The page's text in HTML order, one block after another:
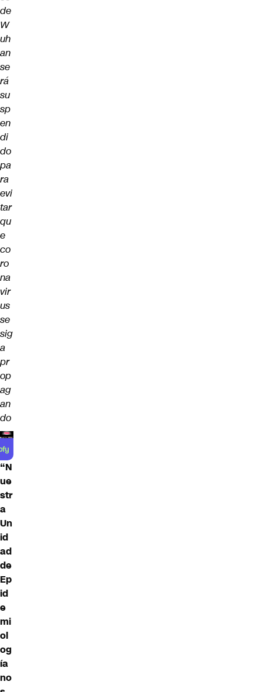
de
W
uh
an
se
rá
su
sp
en
di
do
pa
ra
evi
tar
qu
e
co
ro
na
vir
us
se
sig
a
pr
op
ag
an
do
“N
ue
str
a
Un
id
ad
de
Ep
id
e
mi
ol
og
ía
no